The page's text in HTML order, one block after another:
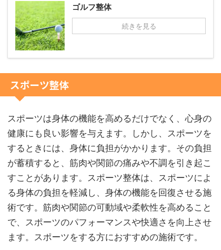
ゴルフ整体
続きを見る
スポーツ整体
スポーツは身体の機能を高めるだけでなく、心身の
健康にも良い影響を与えます。しかし、スポーツを
するときには、身体に負担がかかります。その負担
が蓄積すると、筋肉や関節の痛みや不調を引き起こ
すことがあります。スポーツ整体は、スポーツによ
る身体の負担を軽減し、身体の機能を回復させる施
術です。筋肉や関節の可動域や柔軟性を高めること
で、スポーツのパフォーマンスや快適さを向上させ
ます。スポーツをする方におすすめの施術です。